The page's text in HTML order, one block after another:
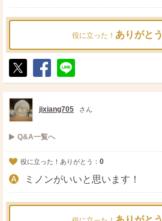
役に立った！ ありがとう
ポ
ス
ト
シ
ェ
送
る
jixiang705 さん
Q&A一覧へ
役に立った！ありがとう： 0
ミノンがいいと思います！